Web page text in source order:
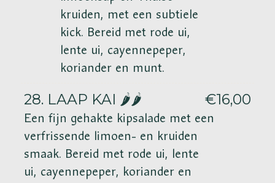
kruiden, met een subtiele
kick. Bereid met rode ui,
lente ui, cayennepeper,
koriander en munt.
28. LAAP KAI 🌶️🌶️ €16,00
Een fijn gehakte kipsalade met een
verfrissende limoen- en kruiden
smaak. Bereid met rode ui, lente
ui, cayennepeper, koriander en